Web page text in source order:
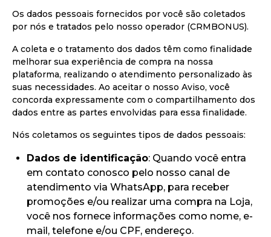
Os dados pessoais fornecidos por você são coletados
por nós e tratados pelo nosso operador (CRMBONUS).
A coleta e o tratamento dos dados têm como finalidade
melhorar sua experiência de compra na nossa
plataforma, realizando o atendimento personalizado às
suas necessidades. Ao aceitar o nosso Aviso, você
concorda expressamente com o compartilhamento dos
dados entre as partes envolvidas para essa finalidade.
Nós coletamos os seguintes tipos de dados pessoais:
Dados de identificação: Quando você entra
em contato conosco pelo nosso canal de
atendimento via WhatsApp, para receber
promoções e/ou realizar uma compra na Loja,
você nos fornece informações como nome, e-
mail, telefone e/ou CPF, endereço.